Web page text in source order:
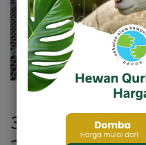
320 - Domba